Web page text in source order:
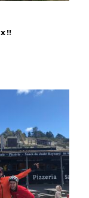
!!